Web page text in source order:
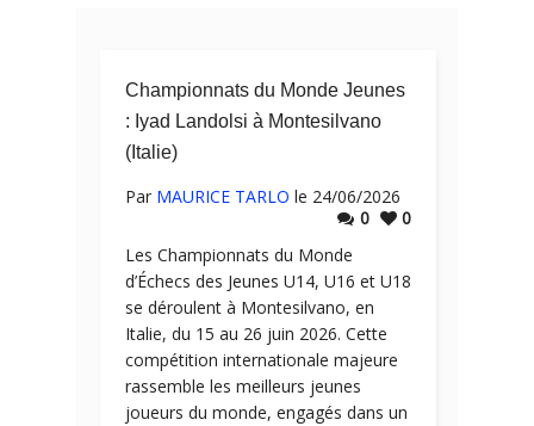
Championnats du Monde Jeunes
: Iyad Landolsi à Montesilvano
(Italie)
Par MAURICE TARLO le 24/06/2026
0
0
Les Championnats du Monde
d’Échecs des Jeunes U14, U16 et U18
se déroulent à Montesilvano, en
Italie, du 15 au 26 juin 2026. Cette
compétition internationale majeure
rassemble les meilleurs jeunes
joueurs du monde, engagés dans un